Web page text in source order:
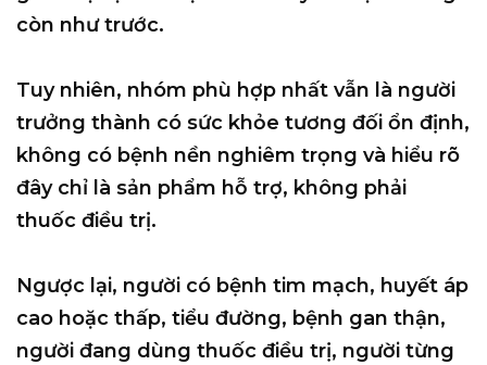
còn như trước.
Tuy nhiên, nhóm phù hợp nhất vẫn là người
trưởng thành có sức khỏe tương đối ổn định,
không có bệnh nền nghiêm trọng và hiểu rõ
đây chỉ là sản phẩm hỗ trợ, không phải
thuốc điều trị.
Ngược lại, người có bệnh tim mạch, huyết áp
cao hoặc thấp, tiểu đường, bệnh gan thận,
người đang dùng thuốc điều trị, người từng